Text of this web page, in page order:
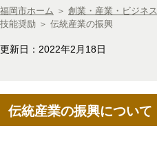
福岡市ホーム ＞ 創業・産業・ビジネス
技能奨励 ＞ 伝統産業の振興
更新日：2022年2月18日
伝統産業の振興について